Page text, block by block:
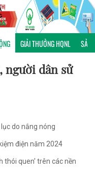
GIẢI THƯỞNG HQNL SẢN
người dân sử
do nắng nóng
điện năm 2024
thói quen' trên các nền